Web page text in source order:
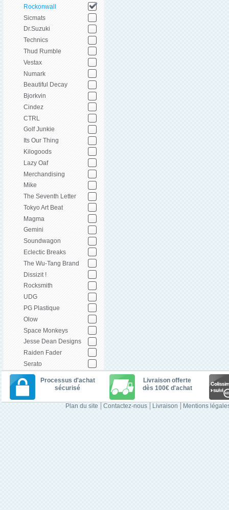
Rockonwall
Sicmats
Dr.Suzuki
Technics
Thud Rumble
Vestax
Numark
Beautiful Decay
Bjorkvin
Cindez
CTRL
Golf Junkie
Its Our Thing
Kilogoods
Lazy Oaf
Merchandising
Mike
The Seventh Letter
Tokyo Art Beat
Magma
Gemini
Soundwagon
Eclectic Breaks
The Wu-Tang Brand
Dissizit !
Rocksmith
UDG
PG Plastique
Olow
Space Monkeys
Jesse Dean Designs
Raiden Fader
Serato
Processus d'achat
sécurisé
Livraison offerte
dès 100€ d'achat
Plan du site Contactez-nous Livraison Mentions